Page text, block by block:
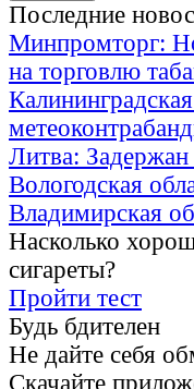
Последние
Минпромторг:
на торговлю
Литва: Задержан
Вологодская
Владимирская
Насколько
сигареты?
Пройти тест
Будь бдителен
Не дайте себя
Скачайте